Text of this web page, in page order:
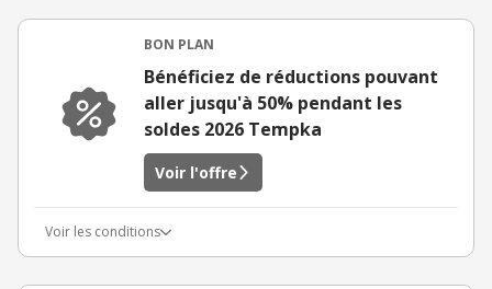
BON PLAN
Bénéficiez de réductions pouvant
aller jusqu'à 50% pendant les
soldes 2026 Tempka
Voir l'offre
Voir les conditions